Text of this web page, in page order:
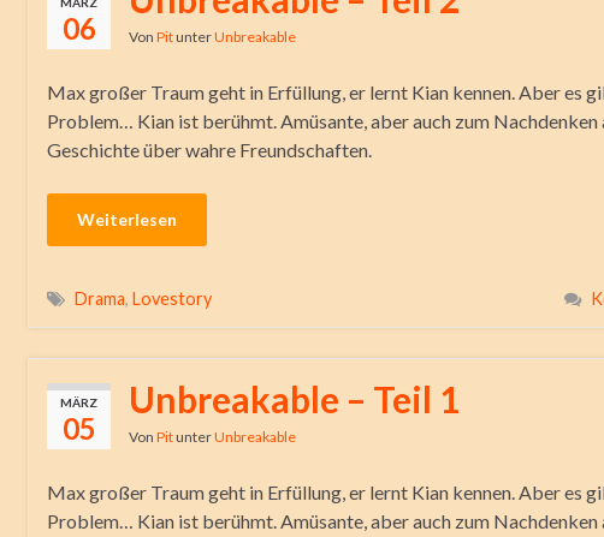
06 Von PitunterUnbreakable
Max großer Traum geht in Erfüllung, er lernt Kian kennen. Aber es
Problem… Kian ist berühmt. Amüsante, aber auch zum Nachdenken
Geschichte über wahre Freundschaften.
Weiterlesen
Drama, Lovestory
MÄRZ
05
Unbreakable – Teil 1
Von PitunterUnbreakable
Max großer Traum geht in Erfüllung, er lernt Kian kennen. Aber es
Problem… Kian ist berühmt. Amüsante, aber auch zum Nachdenken